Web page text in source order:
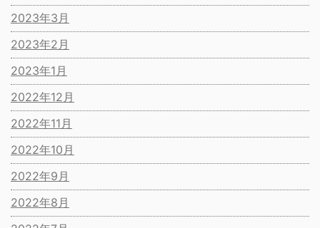
2023年3月
2023年2月
2023年1月
2022年12月
2022年11月
2022年10月
2022年9月
2022年8月